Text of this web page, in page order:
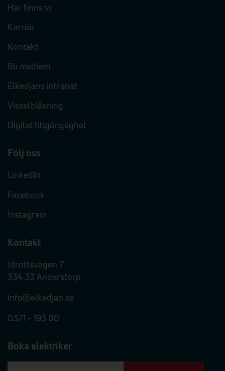
Här finns vi
Karriär
Kontakt
Bli medlem
Elkedjans intranät
Visselblåsning
Digital tillgänglighet
Följ oss
LinkedIn
Facebook
Instagram
Kontakt
Idrottsvägen 7
334 33 Anderstorp
info@elkedjan.se
0371 - 193 00
Boka elektriker